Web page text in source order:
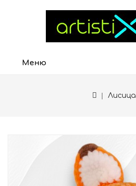
Меню
Лисица